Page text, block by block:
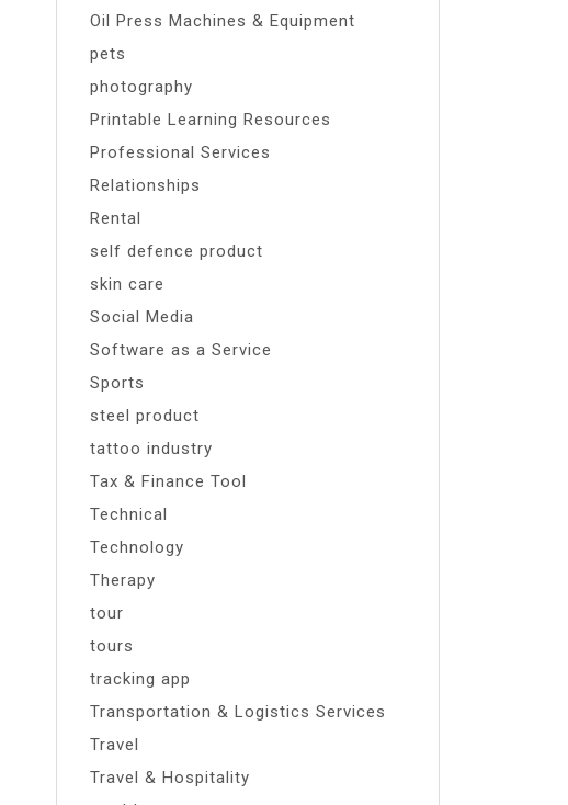
Oil Press Machines & Equipment
pets
photography
Printable Learning Resources
Professional Services
Relationships
Rental
self defence product
skin care
Social Media
Software as a Service
Sports
steel product
tattoo industry
Tax & Finance Tool
Technical
Technology
Therapy
tour
tours
tracking app
Transportation & Logistics Services
Travel
Travel & Hospitality